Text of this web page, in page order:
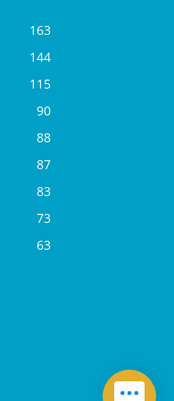
163
144
115
90
88
87
83
73
63